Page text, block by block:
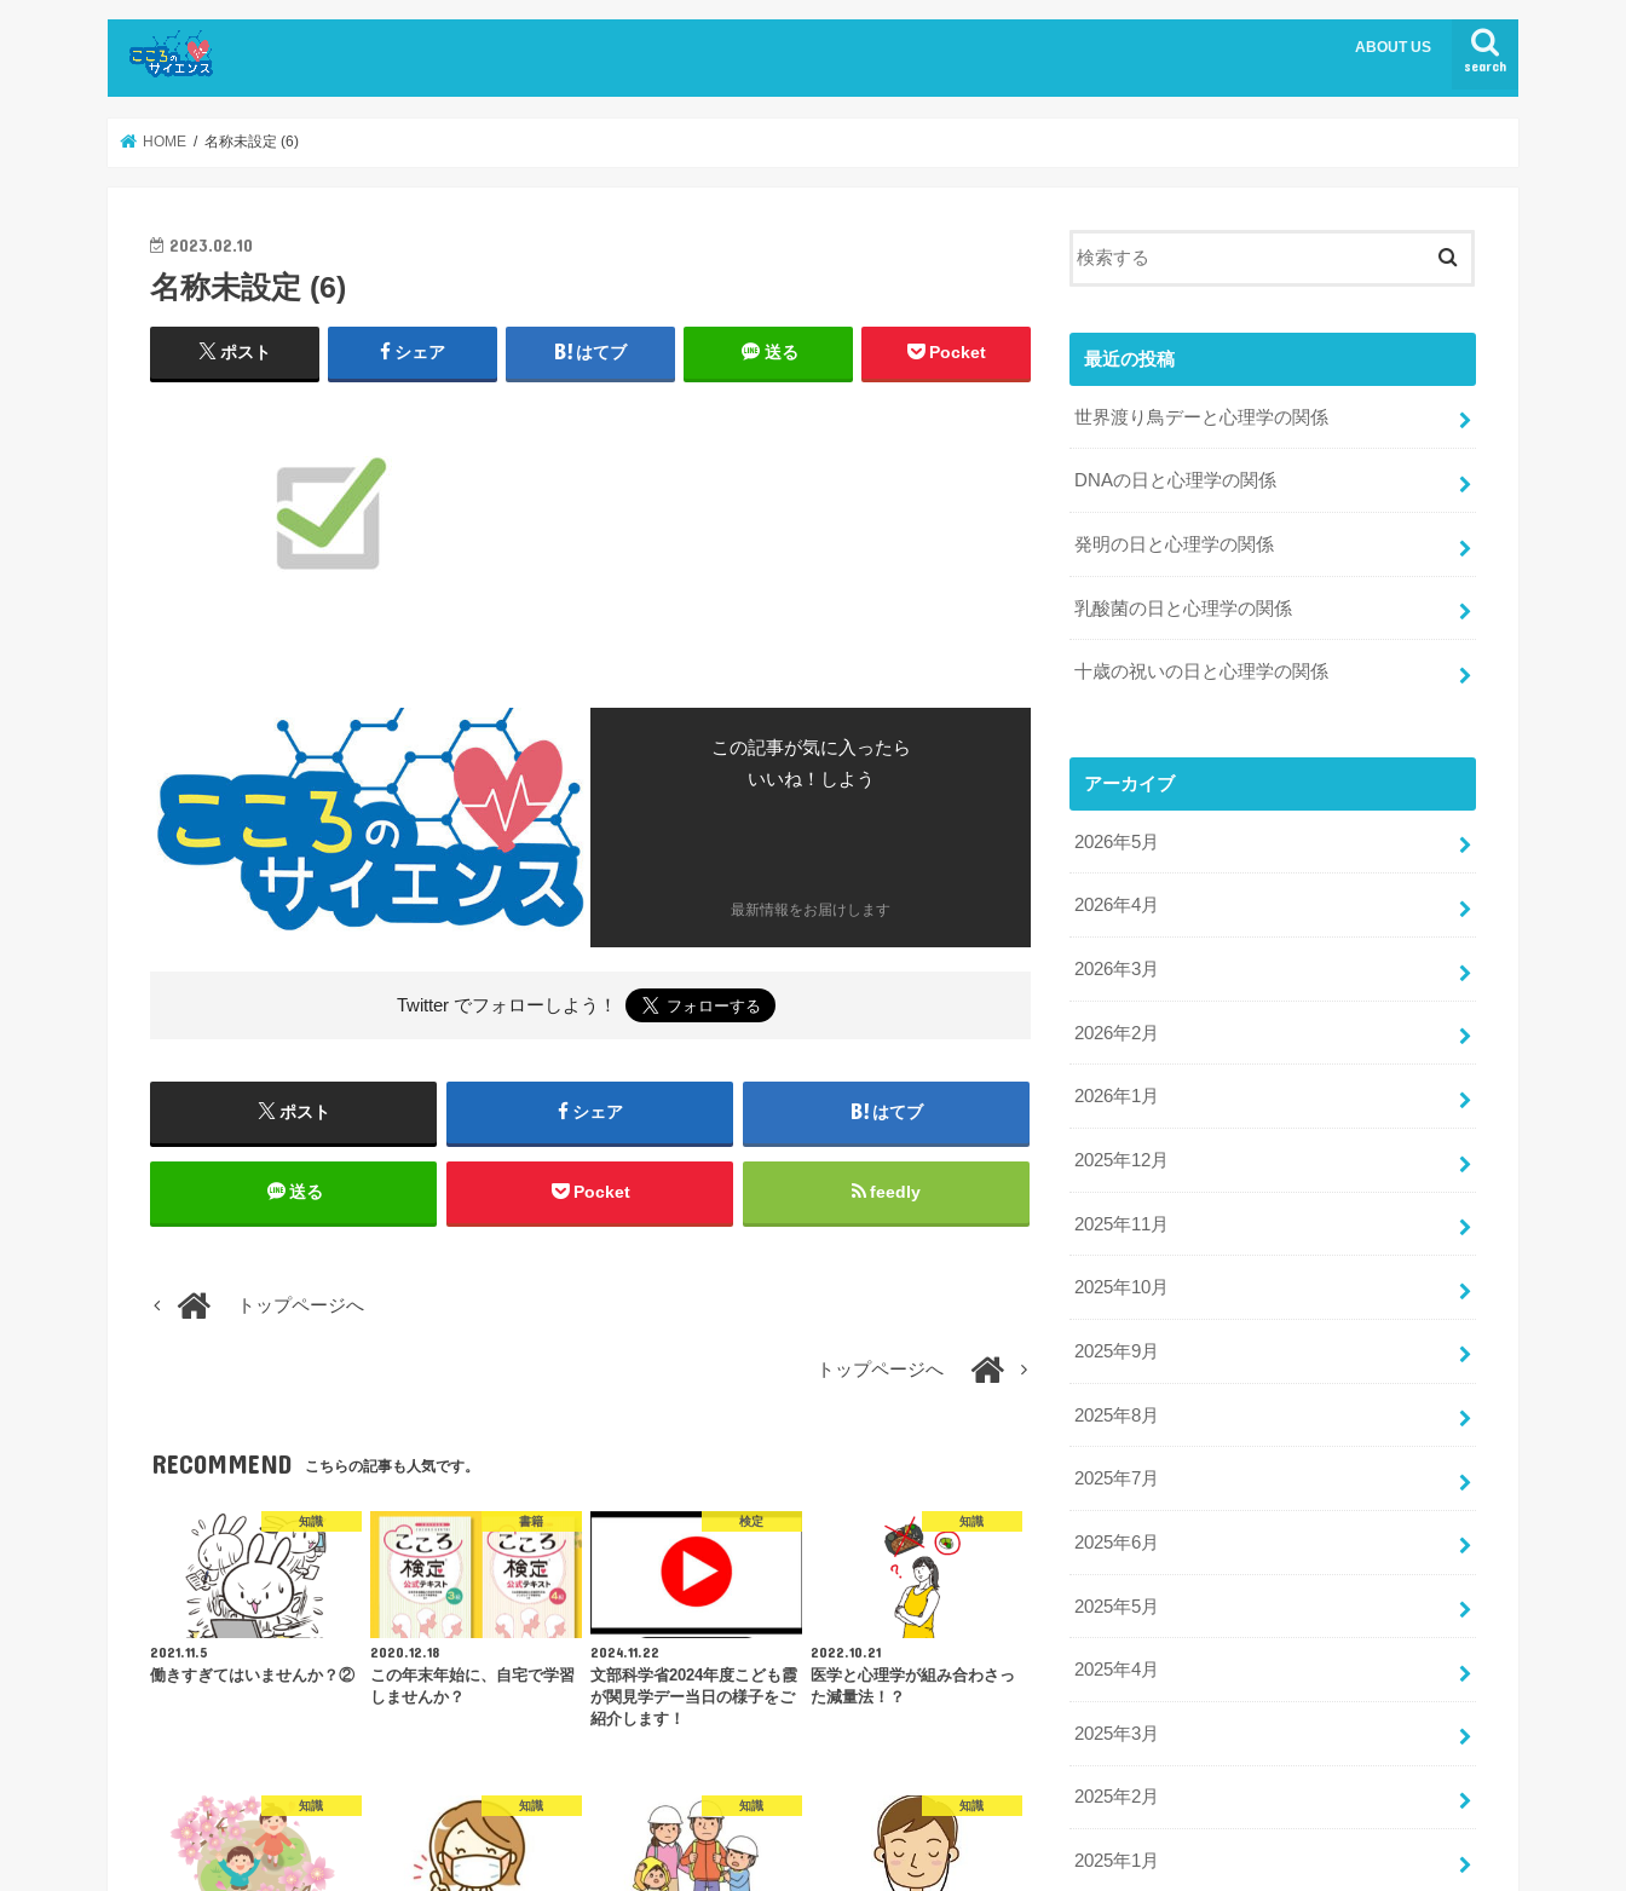
search
ABOUT US
HOME 名称未設定 (6)
2023.02.10
名称未設定 (6)
ポスト シェア はてブ 送る Pocket
この記事が気に入ったら
いいね！しよう
最新情報をお届けします
Twitter でフォローしよう！
ポスト シェア はてブ
送る Pocket feedly
トップページへ
トップページへ
RECOMMEND こちらの記事も人気です。
知識
2021.11.5
働きすぎてはいませんか？②
書籍
2020.12.18
この年末年始に、自宅で学習
しませんか？
検定
2024.11.22
文部科学省2024年度こども霞
が関見学デー当日の様子をご
紹介します！
知識
2022.10.21
医学と心理学が組み合わさっ
た減量法！？
知識 知識 知識 知識
最近の投稿
世界渡り鳥デーと心理学の関係
DNAの日と心理学の関係
発明の日と心理学の関係
乳酸菌の日と心理学の関係
十歳の祝いの日と心理学の関係
アーカイブ
2026年5月
2026年4月
2026年3月
2026年2月
2026年1月
2025年12月
2025年11月
2025年10月
2025年9月
2025年8月
2025年7月
2025年6月
2025年5月
2025年4月
2025年3月
2025年2月
2025年1月